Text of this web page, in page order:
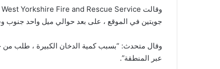
جويتين في الموقع ، على بعد حوالي ميل واحد جنوب
وقال متحدث: “بسبب كمية الدخان الكبيرة ، طلب من
عبر المنطقة”.